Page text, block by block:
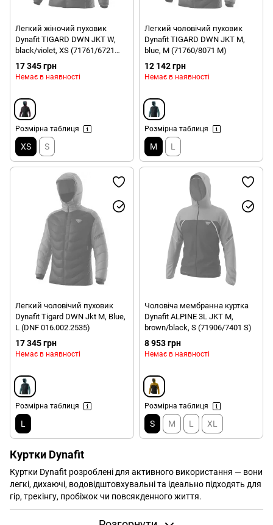
Легкий жіночий пуховик
Dynafit TIGARD DWN JKT W,
black/violet, XS (71761/6721
XS)
17 345 грн
Немає в наявності
Розмірна таблиця
XS S
Легкий чоловічий пуховик
Dynafit TIGARD DWN JKT M,
blue, M (71760/8071 M)
12 142 грн
Немає в наявності
Розмірна таблиця
M L
Легкий чоловічий пуховик
Dynafit Tigard DWN Jkt M, Blue,
L (DNF 016.002.2535)
17 345 грн
Немає в наявності
Розмірна таблиця
L
Чоловіча мембранна куртка
Dynafit ALPINE 3L JKT M,
brown/black, S (71906/7401 S)
8 953 грн
Немає в наявності
Розмірна таблиця
S M L XL
Куртки Dynafit
Куртки Dynafit розроблені для активного використання — вони
легкі, дихаючі, водовідштовхувальні та ідеально підходять для
гір, трекінгу, пробіжок чи повсякденного життя.